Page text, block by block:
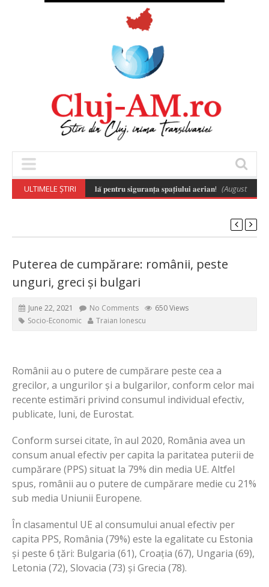
ULTIMELE ȘTIRI
𝐚 𝐝𝐫𝐨𝐧𝐞𝐥𝐨𝐫 𝐞𝐬𝐭𝐞 𝐞𝐬𝐞𝐧𝐭̦𝐢𝐚𝐥𝐚̆ 𝐩𝐞𝐧𝐭𝐫𝐮 𝐬𝐢𝐠𝐮𝐫𝐚𝐧𝐭̦𝐚 𝐬𝐩𝐚𝐭̦𝐢𝐮𝐥𝐮𝐢 𝐚𝐞𝐫𝐢𝐚𝐧! (August 6, 2026
Puterea de cumpărare: românii, peste
unguri, greci și bulgari
June 22, 2021 No Comments
650 Views
Socio-Economic
Traian Ionescu
Românii au o putere de cumpărare peste cea a
grecilor, a ungurilor și a bulgarilor, conform celor mai
recente estimări privind consumul individual efectiv,
publicate, luni, de Eurostat.
Conform sursei citate, în aul 2020, România avea un
consum anual efectiv per capita la paritatea puterii de
cumpărare (PPS) situat la 79% din media UE. Altfel
spus, românii au o putere de cumpărare medie cu 21%
sub media Uniunii Europene.
În clasamentul UE al consumului anual efectiv per
capita PPS, România (79%) este la egalitate cu Estonia
și peste 6 țări: Bulgaria (61), Croația (67), Ungaria (69),
Letonia (72), Slovacia (73) și Grecia (78).